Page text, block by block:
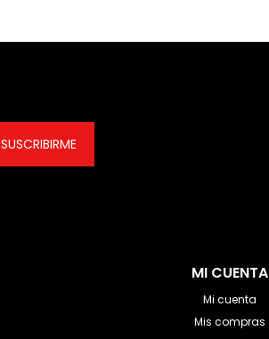
MI CUENTA
Mi cuenta
Mis compras
SUSCRIBIRME